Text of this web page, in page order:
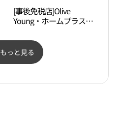
[事後免税店]Olive
Young・ホームプラスソ
영 홈플러스성서점)
もっと見る